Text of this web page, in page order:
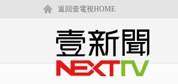
返回壹電視HOME